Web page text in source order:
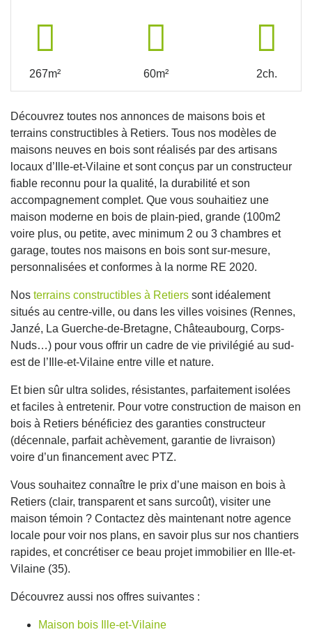
267m² 60m² 2ch.
Découvrez toutes nos annonces de maisons bois et
terrains constructibles à Retiers. Tous nos modèles de
maisons neuves en bois sont réalisés par des artisans
locaux d’Ille-et-Vilaine et sont conçus par un constructeur
fiable reconnu pour la qualité, la durabilité et son
accompagnement complet. Que vous souhaitiez une
maison moderne en bois de plain-pied, grande (100m2
voire plus, ou petite, avec minimum 2 ou 3 chambres et
garage, toutes nos maisons en bois sont sur-mesure,
personnalisées et conformes à la norme RE 2020.
Nos terrains constructibles à Retiers sont idéalement
situés au centre-ville, ou dans les villes voisines (Rennes,
Janzé, La Guerche-de-Bretagne, Châteaubourg, Corps-
Nuds…) pour vous offrir un cadre de vie privilégié au sud-
est de l’Ille-et-Vilaine entre ville et nature.
Et bien sûr ultra solides, résistantes, parfaitement isolées
et faciles à entretenir. Pour votre construction de maison en
bois à Retiers bénéficiez des garanties constructeur
(décennale, parfait achèvement, garantie de livraison)
voire d’un financement avec PTZ.
Vous souhaitez connaître le prix d’une maison en bois à
Retiers (clair, transparent et sans surcoût), visiter une
maison témoin ? Contactez dès maintenant notre agence
locale pour voir nos plans, en savoir plus sur nos chantiers
rapides, et concrétiser ce beau projet immobilier en Ille-et-
Vilaine (35).
Découvrez aussi nos offres suivantes :
Maison bois Ille-et-Vilaine